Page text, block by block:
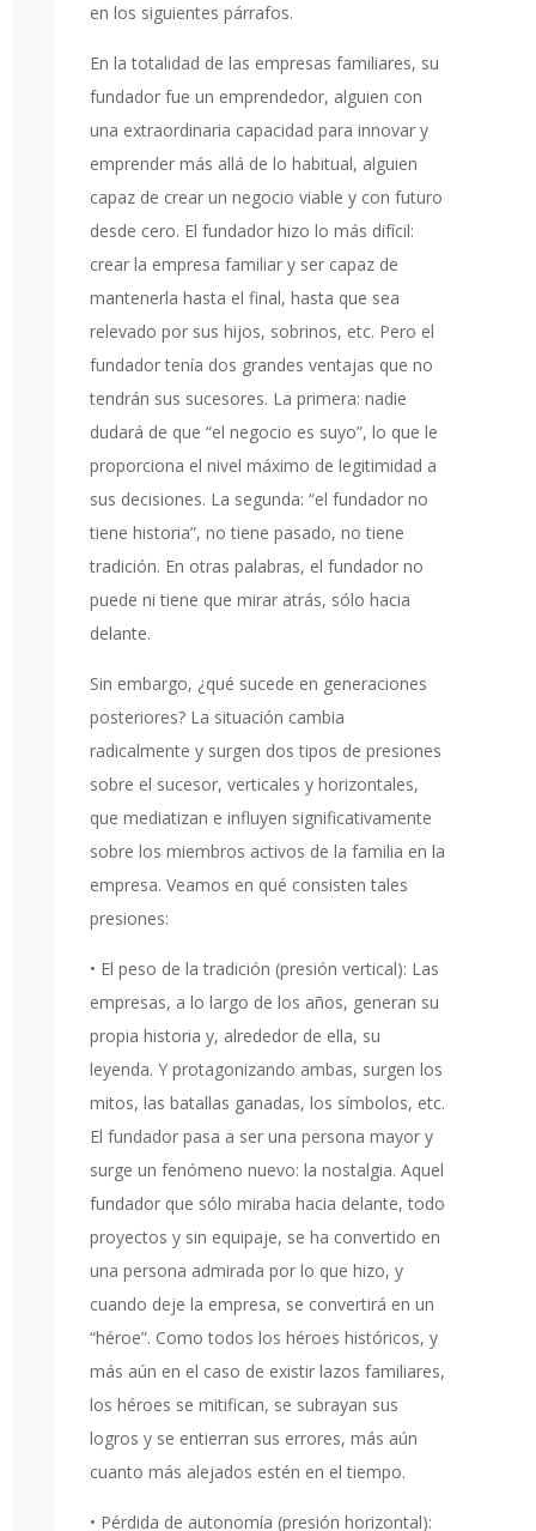
en los siguientes párrafos.
En la totalidad de las empresas familiares, su
fundador fue un emprendedor, alguien con
una extraordinaria capacidad para innovar y
emprender más allá de lo habitual, alguien
capaz de crear un negocio viable y con futuro
desde cero. El fundador hizo lo más difícil:
crear la empresa familiar y ser capaz de
mantenerla hasta el final, hasta que sea
relevado por sus hijos, sobrinos, etc. Pero el
fundador tenía dos grandes ventajas que no
tendrán sus sucesores. La primera: nadie
dudará de que “el negocio es suyo”, lo que le
proporciona el nivel máximo de legitimidad a
sus decisiones. La segunda: “el fundador no
tiene historia”, no tiene pasado, no tiene
tradición. En otras palabras, el fundador no
puede ni tiene que mirar atrás, sólo hacia
delante.
Sin embargo, ¿qué sucede en generaciones
posteriores? La situación cambia
radicalmente y surgen dos tipos de presiones
sobre el sucesor, verticales y horizontales,
que mediatizan e influyen significativamente
sobre los miembros activos de la familia en la
empresa. Veamos en qué consisten tales
presiones:
• El peso de la tradición (presión vertical): Las
empresas, a lo largo de los años, generan su
propia historia y, alrededor de ella, su
leyenda. Y protagonizando ambas, surgen los
mitos, las batallas ganadas, los símbolos, etc.
El fundador pasa a ser una persona mayor y
surge un fenómeno nuevo: la nostalgia. Aquel
fundador que sólo miraba hacia delante, todo
proyectos y sin equipaje, se ha convertido en
una persona admirada por lo que hizo, y
cuando deje la empresa, se convertirá en un
“héroe”. Como todos los héroes históricos, y
más aún en el caso de existir lazos familiares,
los héroes se mitifican, se subrayan sus
logros y se entierran sus errores, más aún
cuanto más alejados estén en el tiempo.
• Pérdida de autonomía (presión horizontal):